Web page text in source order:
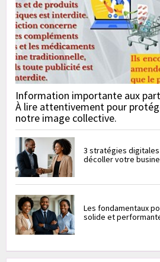
Information importante aux
À lire attentivement pour
notre image collective.
3 stratégies
décoller votre
Les fondamentaux
solide et